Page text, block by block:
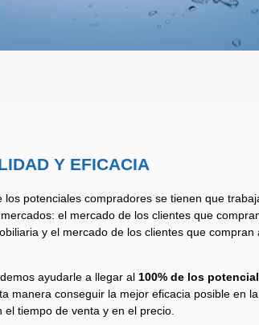
Y EFICACIA
los potenciales compradores se tienen que
el mercado de los clientes que
y el mercado de los clientes que compran
ayudarle a llegar al 100% de los
manera conseguir la mejor eficacia posible en la
tiempo de venta y en el precio.